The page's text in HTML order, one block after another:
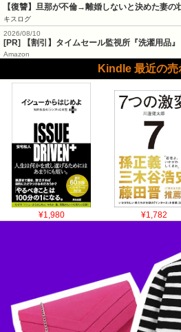
【復讐】旦那が不倫→離婚しないと決めた妻の
キスログ
2026/08/10
[PR] 【割引】タイムセール監視所『洗濯用品』
Amazon
Kindle 最近の売
¥1,980 ¥1,782